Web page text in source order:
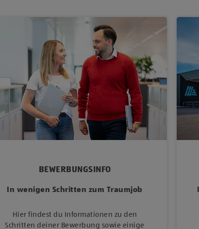
BEWERBUNGSINFO
In wenigen Schritten zum Traumjob
Hier findest du Informationen zu den
Schritten deiner Bewerbung sowie einige